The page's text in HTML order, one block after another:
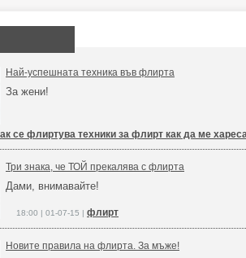
Най-успешната техника във флирта
За жени!
се флиртува техники за флирт как да ме
Три знака, че ТОЙ прекалява с флирта
Дами, внимавайте!
18:00 | 01-07-15 | флирт
Новите правила на флирта. За мъже!